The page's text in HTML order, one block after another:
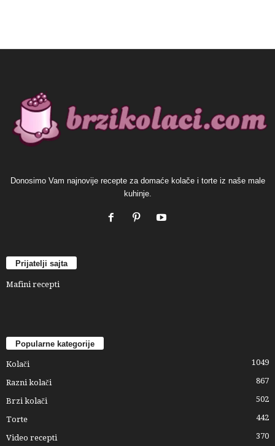
Donosimo Vam najnovije recepte za domaće kolače i torte iz naše male
kuhinje.
Prijatelji sajta
Mafini recepti
Popularne kategorije
Kolači 1049
Razni kolači 867
Brzi kolači 502
Torte 442
Video recepti 370